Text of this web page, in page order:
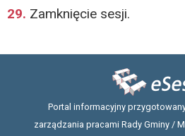
29. Zamknięcie sesji.
Portal informacyjny
zarządzania pracami Rady Gminy /